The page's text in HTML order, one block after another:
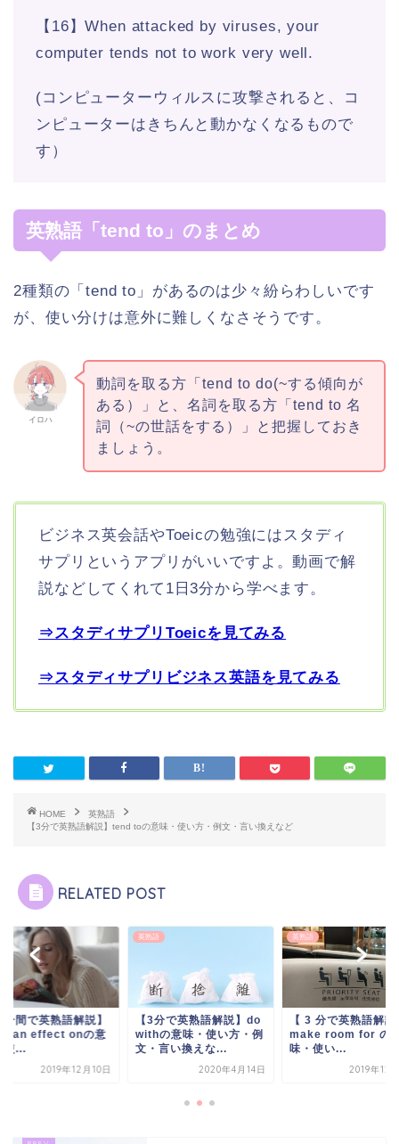
【16】When attacked by viruses, your
computer tends not to work very well.
(コンピューターウィルスに攻撃されると、コ
ンピューターはきちんと動かなくなるもので
す）
英熟語「tend to」のまとめ
2種類の「tend to」があるのは少々紛らわしいです
が、使い分けは意外に難しくなさそうです。
イロハ
動詞を取る方「tend to do(~する傾向が
ある）」と、名詞を取る方「tend to 名
詞（~の世話をする）」と把握しておき
ましょう。
ビジネス英会話やToeicの勉強にはスタディ
サプリというアプリがいいですよ。動画で解
説などしてくれて1日3分から学べます。
⇒スタディサプリToeicを見てみる
⇒スタディサプリビジネス英語を見てみる
HOME
英熟語
【3分で英熟語解説】tend toの意味・使い方・例文・言い換えなど
RELATED POST
分間で英熟語解説】
an effect onの意
使...
2019年12月10日
英熟語
【3分で英熟語解説】do
withの意味・使い方・例
文・言い換えな...
2020年4月14日
英熟語
【 3 分で英熟語解説
make room for の
味・使い...
2019年12